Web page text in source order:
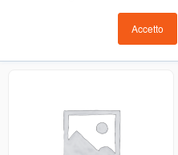
Accetto